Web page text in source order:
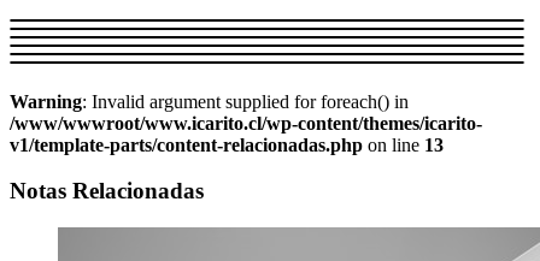
Warning: Invalid argument supplied for foreach() in
/www/wwwroot/www.icarito.cl/wp-content/themes/icarito-
v1/template-parts/content-relacionadas.php on line 13
Notas Relacionadas